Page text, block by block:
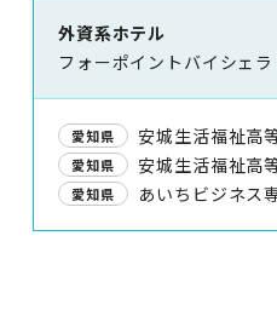
外資系ホテル
フォーポイントバイシェ
愛知県 安城生活福祉高
愛知県 安城生活福祉高
愛知県 あいちビジネス